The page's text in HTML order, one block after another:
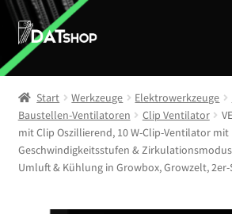
Zur
Navigation
springen
Zum
Inhalt
springen
Home
Shop
Mein Account
Start Werkzeuge Elektrowerkzeuge
Baustellen-Ventilatoren
Clip Ventilator
mit Clip Oszillierend, 10 W-Clip-Ventilator mit
Geschwindigkeitsstufen &
Umluft & Kühlung in Growbox, Growzelt, 2er-